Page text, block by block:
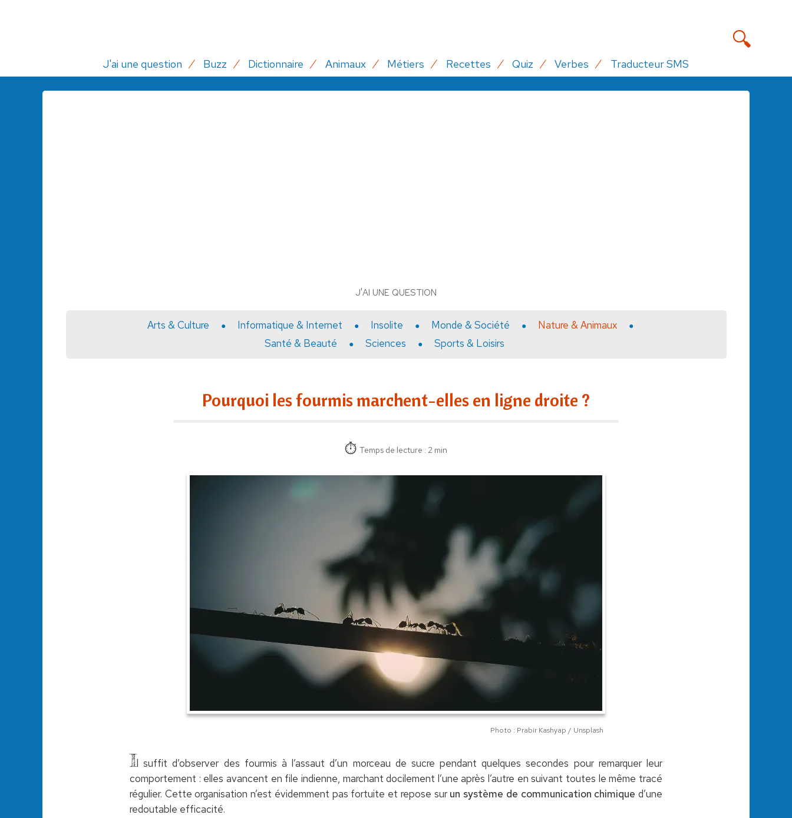
J'ai une question Buzz Dictionnaire Animaux Métiers Recettes Quiz Verbes Traducteur SMS
J'AI UNE QUESTION
Arts & Culture Informatique & Internet Insolite Monde & Société
Nature & Animaux
Santé & Beauté
Sciences Sports & Loisirs
Pourquoi les fourmis marchent-elles en ligne droite ?
Temps de lecture : 2 min
Photo : Prabir Kashyap / Unsplash
Il suffit d’observer des fourmis à l’assaut d’un morceau de sucre pendant quelques secondes pour remarquer leur
comportement : elles avancent en file indienne, marchant docilement l’une après l’autre en suivant toutes le même tracé
régulier. Cette organisation n’est évidemment pas fortuite et repose sur un système de communication chimique d’une
redoutable efficacité.